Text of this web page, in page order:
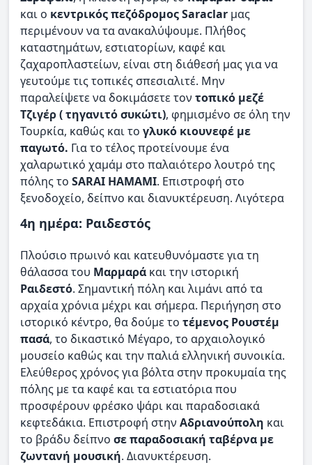
και ο κεντρικός πεζόδρομος Saraclar μας
περιμένουν να τα ανακαλύψουμε. Πλήθος
καταστημάτων, εστιατορίων, καφέ και
ζαχαροπλαστείων, είναι στη διάθεσή μας για να
γευτούμε τις τοπικές σπεσιαλιτέ. Μην
παραλείψετε να δοκιμάσετε τον τοπικό μεζέ
Τζιγέρ ( τηγανιτό συκώτι), φημισμένο σε όλη την
Τουρκία, καθώς και το γλυκό κιουνεφέ με
παγωτό. Για το τέλος προτείνουμε ένα
χαλαρωτικό χαμάμ στο παλαιότερο λουτρό της
πόλης το SARAI HAMAMI. Επιστροφή στο
ξενοδοχείο, δείπνο και διανυκτέρευση. Λιγότερα
4η ημέρα: Ραιδεστός
Πλούσιο πρωινό και κατευθυνόμαστε για τη
θάλασσα του Μαρμαρά και την ιστορική
Ραιδεστό. Σημαντική πόλη και λιμάνι από τα
αρχαία χρόνια μέχρι και σήμερα. Περιήγηση στο
ιστορικό κέντρο, θα δούμε το τέμενος Ρουστέμ
πασά, το δικαστικό Μέγαρο, το αρχαιολογικό
μουσείο καθώς και την παλιά ελληνική συνοικία.
Ελεύθερος χρόνος για βόλτα στην προκυμαία της
πόλης με τα καφέ και τα εστιατόρια που
προσφέρουν φρέσκο ψάρι και παραδοσιακά
κεφτεδάκια. Επιστροφή στην Αδριανούπολη και
το βράδυ δείπνο σε παραδοσιακή ταβέρνα με
ζωντανή μουσική. Διανυκτέρευση.